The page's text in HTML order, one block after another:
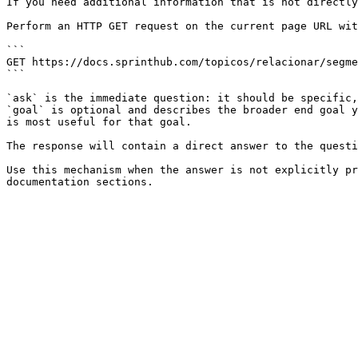
Perform an HTTP GET request on the current page
```
GET https://docs.sprinthub.com/topicos/relacionar/
```
`ask` is the immediate question: it should be
`goal` is optional and describes the broader end
is most useful for that goal.
The response will contain a direct answer to the
Use this mechanism when the answer is not